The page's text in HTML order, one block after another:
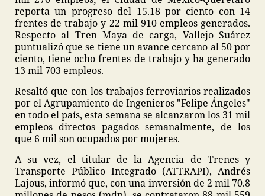
reporta un progreso del 15.18 por ciento con 14
frentes de trabajo y 22 mil 910 empleos generados.
Respecto al Tren Maya de carga, Vallejo Suárez
puntualizó que se tiene un avance cercano al 50 por
ciento, tiene ocho frentes de trabajo y ha generado
13 mil 703 empleos.
Resaltó que con los trabajos ferroviarios realizados
por el Agrupamiento de Ingenieros "Felipe Ángeles"
en todo el país, esta semana se alcanzaron los 31 mil
empleos directos pagados semanalmente, de los
que 6 mil son ocupados por mujeres.
A su vez, el titular de la Agencia de Trenes y
Transporte Público Integrado (ATTRAPI), Andrés
Lajous, informó que, con una inversión de 2 mil 70.8